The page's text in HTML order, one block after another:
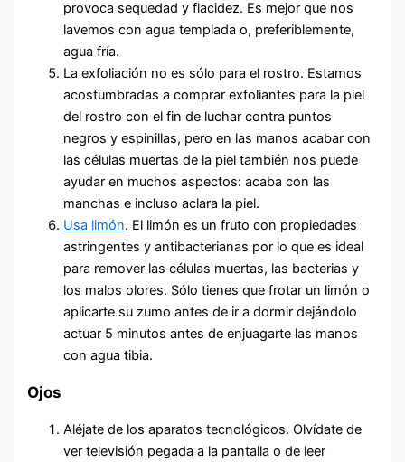
provoca sequedad y flacidez. Es mejor que nos
lavemos con agua templada o, preferiblemente,
agua fría.
La exfoliación no es sólo para el rostro. Estamos
acostumbradas a comprar exfoliantes para la piel
del rostro con el fin de luchar contra puntos
negros y espinillas, pero en las manos acabar con
las células muertas de la piel también nos puede
ayudar en muchos aspectos: acaba con las
manchas e incluso aclara la piel.
Usa limón. El limón es un fruto con propiedades
astringentes y antibacterianas por lo que es ideal
para remover las células muertas, las bacterias y
los malos olores. Sólo tienes que frotar un limón o
aplicarte su zumo antes de ir a dormir dejándolo
actuar 5 minutos antes de enjuagarte las manos
con agua tibia.
Ojos
Aléjate de los aparatos tecnológicos. Olvídate de
ver televisión pegada a la pantalla o de leer